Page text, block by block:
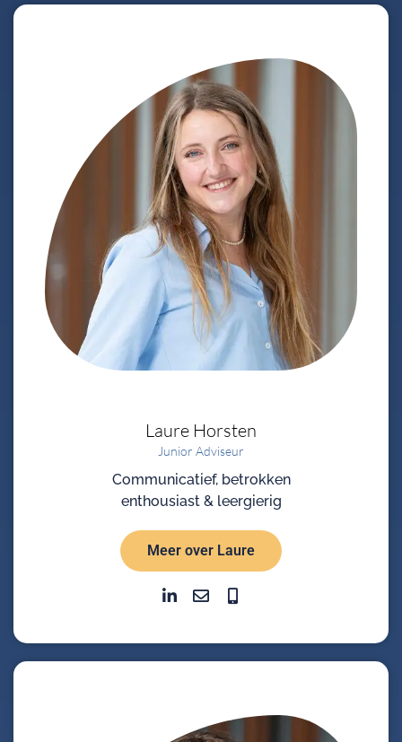
Laure Horsten
Junior Adviseur
Communicatief, betrokken
enthousiast & leergierig
Meer over Laure